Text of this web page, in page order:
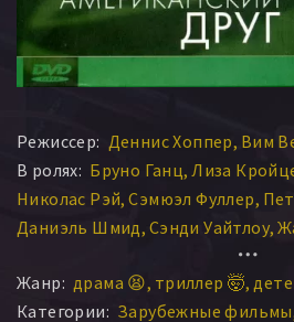
Режиссер: Деннис Хоппер Вим
В ролях: Бруно Ганц Лиза
Николас Рэй Сэмюэл Фуллер
Даниэль Шмид Сэнди Уайтлоу
Адольф
Лу Кастель Энцо Робутти
Andreas Dedecke Stefan Lennert
Жанр: драма 😫 триллер 🤯
Категории: Зарубежные фильмы